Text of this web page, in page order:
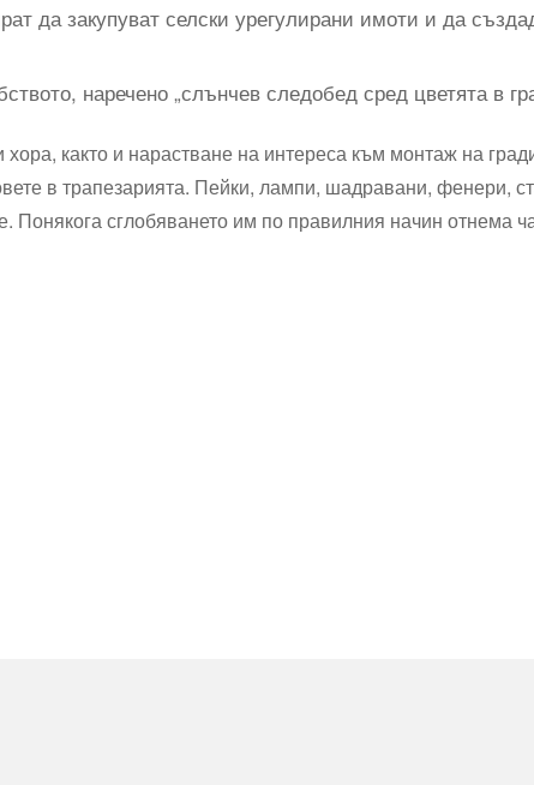
да закупуват селски урегулирани имоти и да
наречено „слънчев следобед сред цветята в
както и нарастване на интереса към монтаж на
в трапезарията. Пейки, лампи, шадравани, фенери,
сглобяването им по правилния начин отнема